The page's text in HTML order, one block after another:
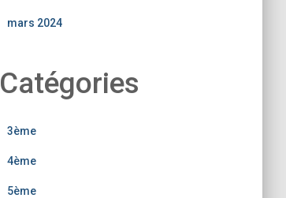
mars 2024
Catégories
3ème
4ème
5ème